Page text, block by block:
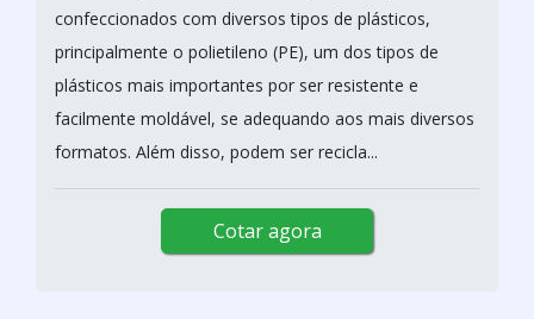
confeccionados com diversos tipos de plásticos,
principalmente o polietileno (PE), um dos tipos de
plásticos mais importantes por ser resistente e
facilmente moldável, se adequando aos mais diversos
formatos. Além disso, podem ser recicla...
Cotar agora